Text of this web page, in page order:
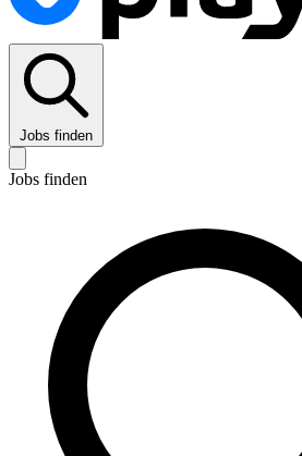
Jobs finden
Jobs finden